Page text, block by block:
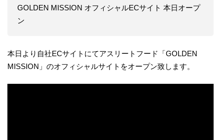
GOLDEN MISSION オフィシャルECサイト 本日オープ
ン
本日より自社ECサイトにてアスリートフード「GOLDEN
MISSION」のオフィシャルサイトをオープン致します。